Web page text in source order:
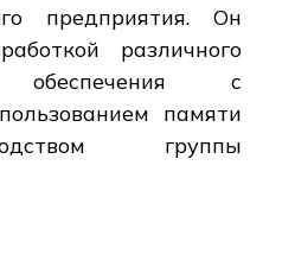
предприятия. Он
различного
обеспечения с
памяти
группы